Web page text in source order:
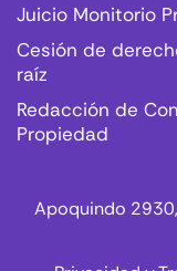
Juicio Monitorio
Cesión de
raíz
Redacción de
Propiedad
Apoquindo 2930,